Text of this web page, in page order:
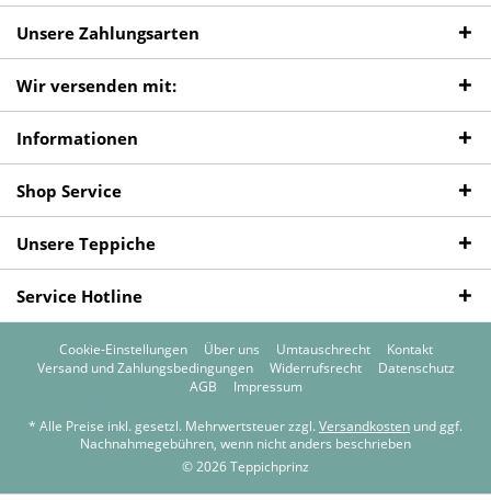
Unsere Zahlungsarten
Wir versenden mit:
Informationen
Shop Service
Unsere Teppiche
Service Hotline
Cookie-Einstellungen Über uns Umtauschrecht
Kontakt
Versand und Zahlungsbedingungen
Widerrufsrecht
Datenschutz
AGB
Impressum
* Alle Preise inkl. gesetzl. Mehrwertsteuer zzgl. Versandkosten und ggf.
Nachnahmegebühren, wenn nicht anders beschrieben
© 2026 Teppichprinz